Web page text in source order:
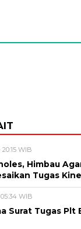
WIB
Himbau
Tugas
WIB
Surat Tugas Plt